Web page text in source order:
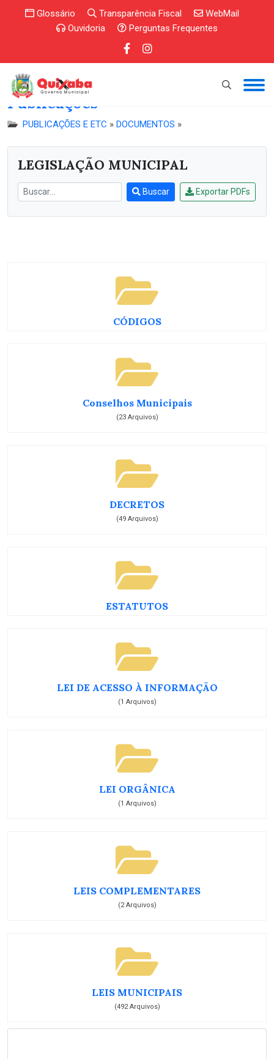
Glossário Transparência Fiscal
WebMail
Ouvidoria
Perguntas Frequentes
Publicações
PUBLICAÇÕES E ETC » DOCUMENTOS »
LEGISLAÇÃO MUNICIPAL
Buscar Exportar PDFs
CÓDIGOS
Conselhos Municipais
(23 Arquivos)
DECRETOS
(49 Arquivos)
ESTATUTOS
LEI DE ACESSO À INFORMAÇÃO
(1 Arquivos)
LEI ORGÂNICA
(1 Arquivos)
LEIS COMPLEMENTARES
(2 Arquivos)
LEIS MUNICIPAIS
(492 Arquivos)